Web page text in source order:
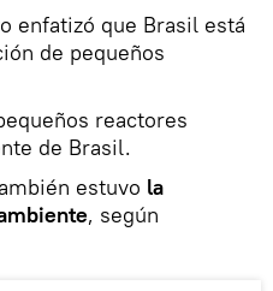
enfatizó que Brasil está
de pequeños
reactores
de Brasil.
estuvo la
, según